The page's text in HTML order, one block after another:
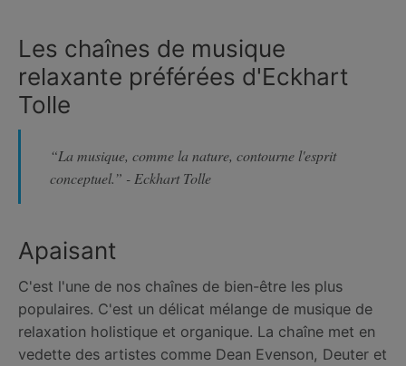
Les chaînes de musique
relaxante préférées d'Eckhart
Tolle
“La musique, comme la nature, contourne l'esprit
conceptuel.” - Eckhart Tolle
Apaisant
C'est l'une de nos chaînes de bien-être les plus
populaires. C'est un délicat mélange de musique de
relaxation holistique et organique. La chaîne met en
vedette des artistes comme Dean Evenson, Deuter et